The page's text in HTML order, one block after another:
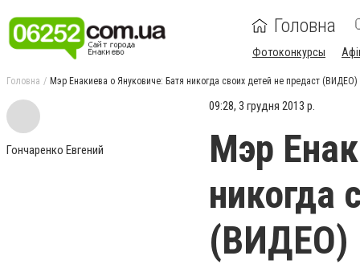
Головна
Фотоконкурсы
Головна Мэр Енакиева о Януковиче: Батя никогда своих детей не предаст (ВИДЕО)
Гончаренко Евгений
09:28, 3 грудня 2013 р.
Мэр
никогда
(ВИДЕО)